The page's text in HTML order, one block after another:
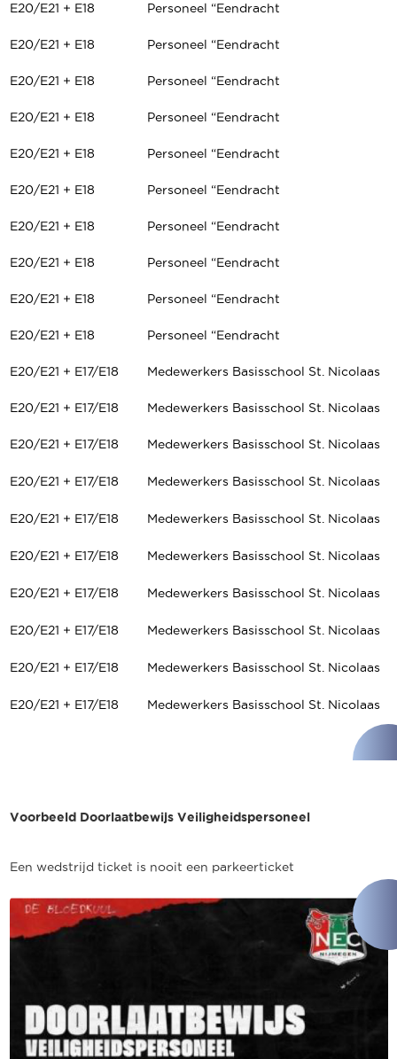
E20/E21 + E18 Personeel “Eendracht
E20/E21 + E18 Personeel “Eendracht
E20/E21 + E18 Personeel “Eendracht
E20/E21 + E18 Personeel “Eendracht
E20/E21 + E18 Personeel “Eendracht
E20/E21 + E18 Personeel “Eendracht
E20/E21 + E18 Personeel “Eendracht
E20/E21 + E18 Personeel “Eendracht
E20/E21 + E18 Personeel “Eendracht
E20/E21 + E18 Personeel “Eendracht
E20/E21 + E17/E18 Medewerkers Basisschool St. Nicolaas
E20/E21 + E17/E18 Medewerkers Basisschool St. Nicolaas
E20/E21 + E17/E18 Medewerkers Basisschool St. Nicolaas
E20/E21 + E17/E18 Medewerkers Basisschool St. Nicolaas
E20/E21 + E17/E18 Medewerkers Basisschool St. Nicolaas
E20/E21 + E17/E18 Medewerkers Basisschool St. Nicolaas
E20/E21 + E17/E18 Medewerkers Basisschool St. Nicolaas
E20/E21 + E17/E18 Medewerkers Basisschool St. Nicolaas
E20/E21 + E17/E18 Medewerkers Basisschool St. Nicolaas
E20/E21 + E17/E18 Medewerkers Basisschool St. Nicolaas
Voorbeeld Doorlaatbewijs Veiligheidspersoneel
Een wedstrijd ticket is nooit een parkeerticket